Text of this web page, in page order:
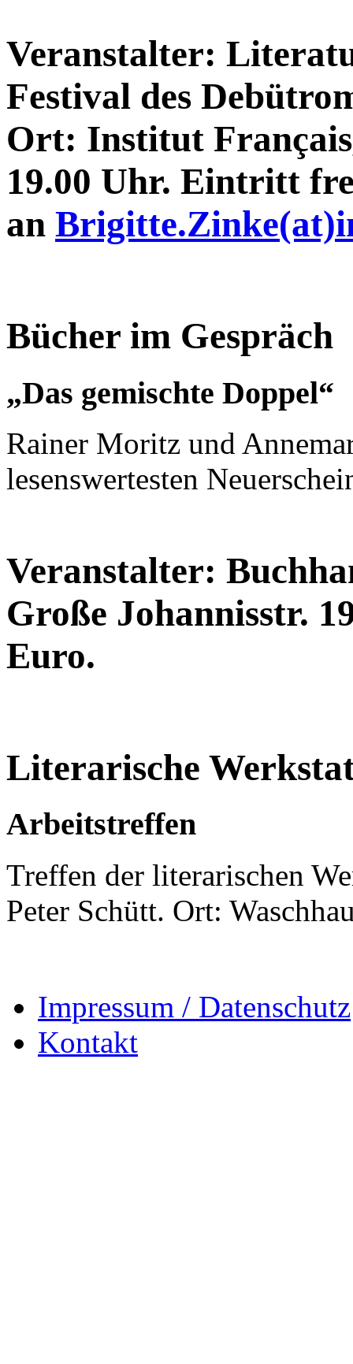
Veranstalter:
Festival des
Ort: Institut
19.00 Uhr. Eintritt
an
Bücher im Gespräch
„Das gemischte Doppel“
Rainer Moritz und
lesenswertesten
Veranstalter:
Große Johannisstr.
Euro.
Literarische
Arbeitstreffen
Treffen der literarischen
Peter Schütt. Ort:
Impressum / Datenschutz
Kontakt